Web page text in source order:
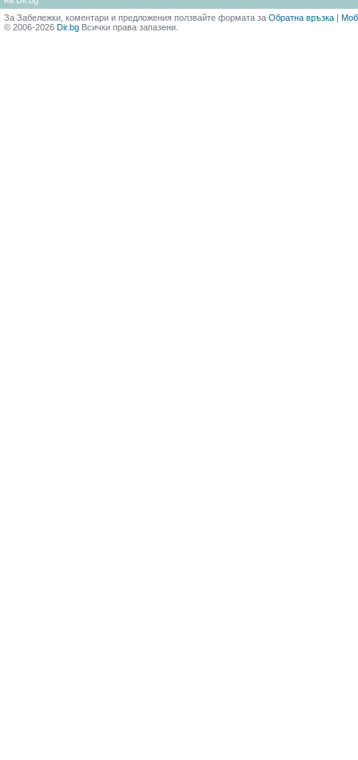
За Забележки, коментари и предложения ползвайте формата за Обратна връзка |
© 2006-2026 Dir.bg Всички права запазени.